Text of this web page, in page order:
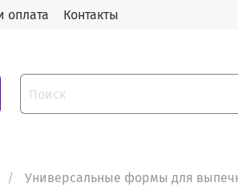
оплата Контакты
Универсальные формы для